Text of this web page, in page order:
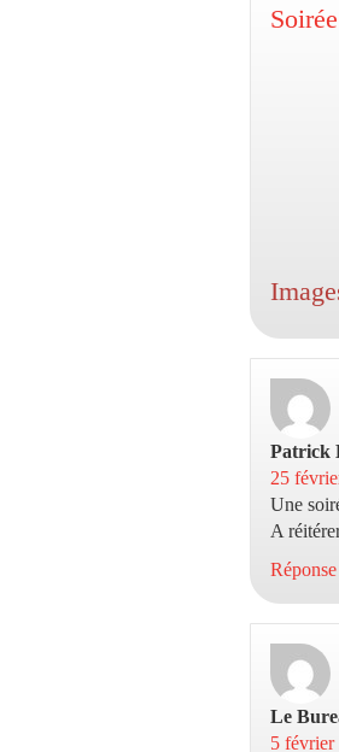
Patrick
25
Une
A
Réponse
Le
5 février